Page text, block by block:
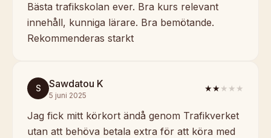
Bästa trafikskolan ever. Bra kurs relevant
innehåll, kunniga lärare. Bra bemötande.
Rekommenderas starkt
S Sawdatou K
5 juni 2025
★★★★★
Jag fick mitt körkort ändå genom Trafikverket
utan att behöva betala extra för att köra med